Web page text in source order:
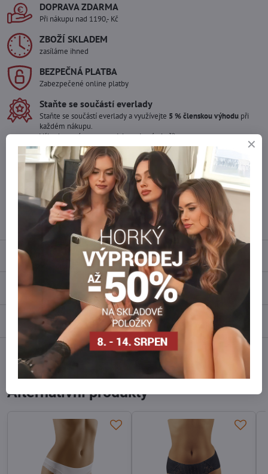
DOPRAVA ZDARMA
Při nákupu nad 1190,- Kč
ZBOŽÍ SKLADEM
zasíláme ihned
BEZPEČNÁ PLATBA
Zabezpečené online platby
Staňte se součástí everlady
Staňte se součástí everlady a využívejte 5 % členskou výhodu při
každém nákupu.
Výhoda se vám automaticky uplatní v košíku.
Máte zájem o více kusů ?
Kontaktujte nás na mail, zboží pro Vás doskladníme!
info​@everlady​.eu
Popis
Recenze 0
Diskuse 0
Facebook Reddit WhatsApp
Alternativní produkty